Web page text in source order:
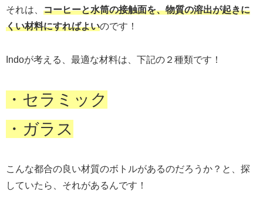
それは、 コーヒーと水筒の接触面を、物質の溶出が起きに
くい材料にすればよいのです！
Indoが考える、最適な材料は、下記の２種類です！
・セラミック
・ガラス
こんな都合の良い材質のボトルがあるのだろうか？と、探
していたら、それがあるんです！